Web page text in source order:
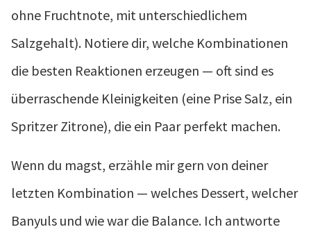
ohne Fruchtnote, mit unterschiedlichem
Salzgehalt). Notiere dir, welche Kombinationen
die besten Reaktionen erzeugen — oft sind es
überraschende Kleinigkeiten (eine Prise Salz, ein
Spritzer Zitrone), die ein Paar perfekt machen.
Wenn du magst, erzähle mir gern von deiner
letzten Kombination — welches Dessert, welcher
Banyuls und wie war die Balance. Ich antworte